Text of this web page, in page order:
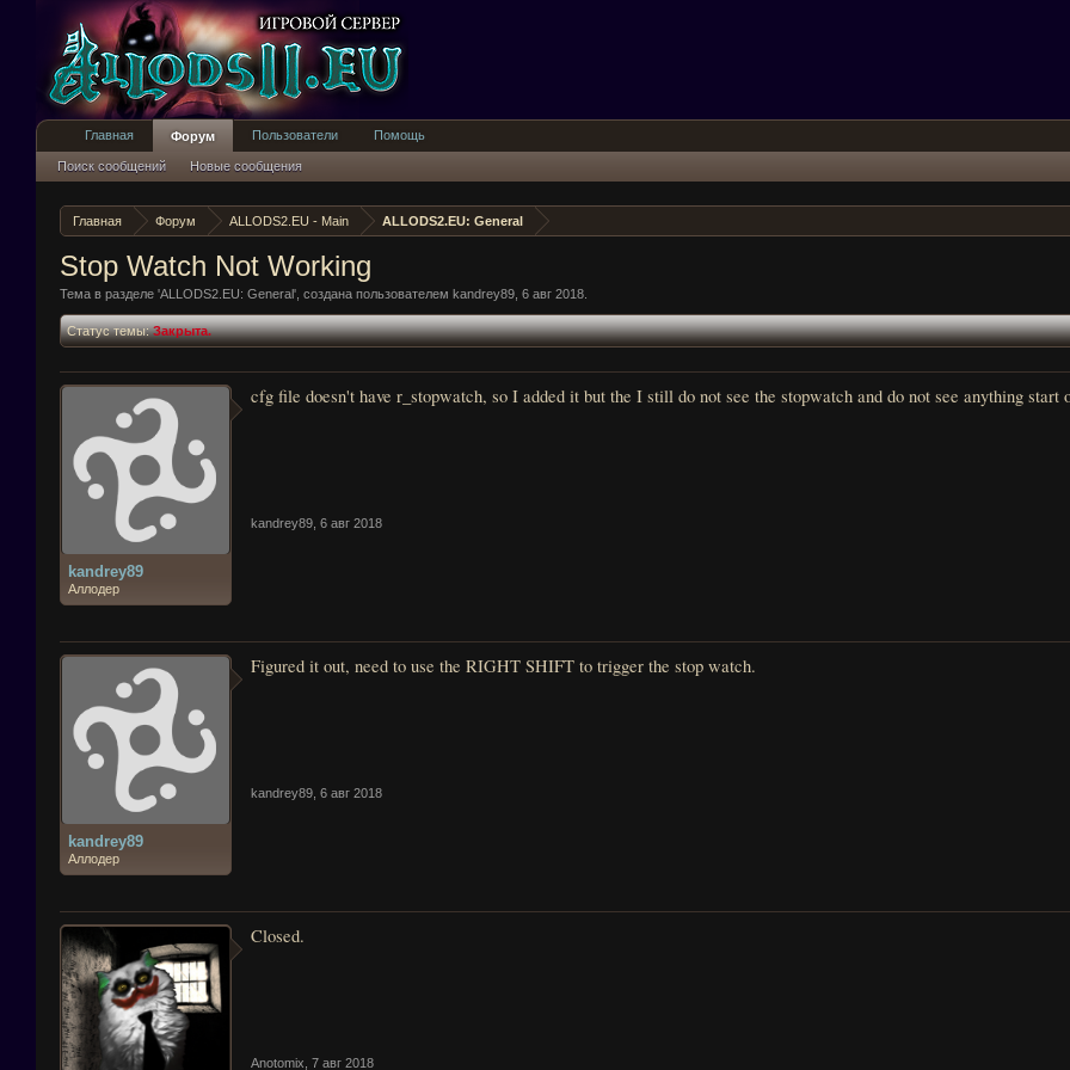
Главная Форум ALLODS2.EU - Main ALLODS2.EU: General
Stop Watch Not Working
Тема в разделе 'ALLODS2.EU: General', создана пользователем kandrey89 6 авг 2018
Статус темы: Закрыта.
kandrey89
Аллодер
cfg file doesn't have r_stopwatch, so I added it but the I still do not see the stopwatch and do not see anything
kandrey89 6 авг 2018
kandrey89
Аллодер
Figured it out, need to use the RIGHT SHIFT to trigger the stop watch.
kandrey89 6 авг 2018
Closed.
Anotomix 7 авг 2018
Главная Форум
Поиск сообщений Новые сообщения
Пользователи Помощь